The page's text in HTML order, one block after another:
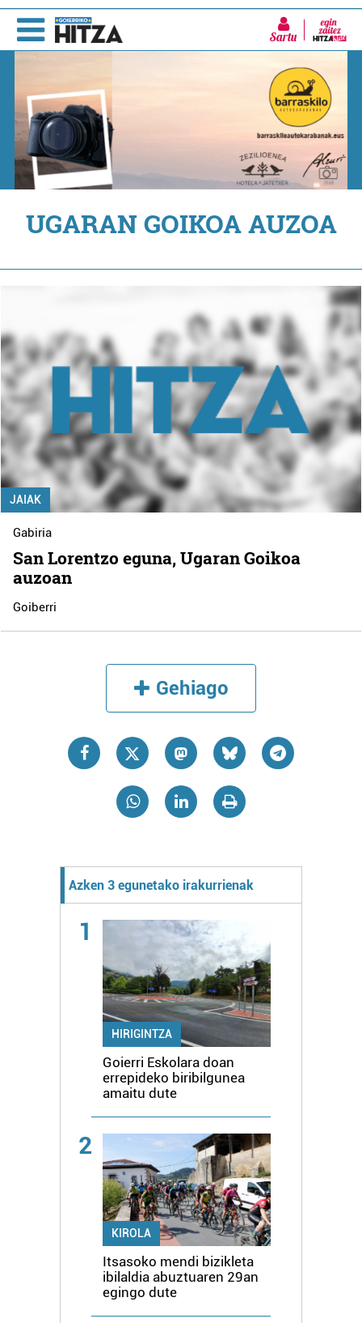
Sartu
UGARAN GOIKOA AUZOA
JAIAK
Gabiria
San Lorentzo eguna, Ugaran Goikoa
auzoan
Goiberri
Gehiago
Azken 3 egunetako irakurrienak
1
HIRIGINTZA
Goierri Eskolara doan
errepideko biribilgunea
amaitu dute
2
KIROLA
Itsasoko mendi bizikleta
ibilaldia abuztuaren 29an
egingo dute